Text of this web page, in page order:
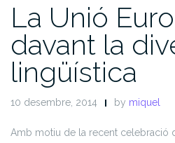
La Unió
davant la
lingüística
10 desembre, 2014 by miquel
Amb motiu de la recent celebració